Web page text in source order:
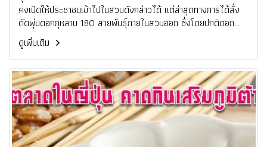
คงเปิดให้ประชาชนเข้าไปในสวนดังกล่าวได้ แต่ล่าสุดทางการได้สั่ง
ตัดพุ่มดอกกุหลาบ 180 สายพันธุ์ภายในสวนออก ซึ่งโดยปกติดอก
กุหลาบจะเบ่งบานเต็มที่ในช่วงกลางเดือน พ.ค.และมักเป็นจุดสนใจหลัก
ของผู้ที่มาเยือน เจ้าหน้าที่ท้องถิ่นเผยว่านี่เป็นเรื่องที่เจ็บปวดอย่างยิ่ง
แต่ก็ตัดสินใจดำเนินการหลังพิจารณาจากสถานการณ์ที่เกิดขึ้นในเมือง
อื่น โดยบอกว่าต้องใช้เวลาประมาณ 1 สัปดาห์ในการตัดดอกกุหลาบ
เหล่านี้ทั้งหมด
ดูเพิ่มเติม